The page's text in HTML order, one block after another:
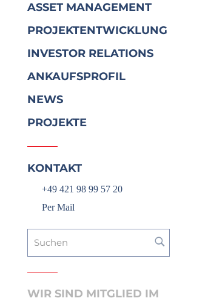
ASSET MANAGEMENT
PROJEKTENTWICKLUNG
INVESTOR RELATIONS
ANKAUFSPROFIL
NEWS
PROJEKTE
KONTAKT
+49 421 98 99 57 20
Per Mail
WIR SIND MITGLIED IM